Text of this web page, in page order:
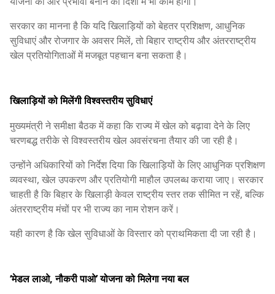
सरकार का मानना है कि यदि खिलाड़ियों को बेहतर प्रशिक्षण, आधुनिक
सुविधाएं और रोजगार के अवसर मिलें, तो बिहार राष्ट्रीय और अंतरराष्ट्रीय
खेल प्रतियोगिताओं में मजबूत पहचान बना सकता है।
खिलाड़ियों को मिलेंगी विश्वस्तरीय सुविधाएं
मुख्यमंत्री ने समीक्षा बैठक में कहा कि राज्य में खेल को बढ़ावा देने के लिए
चरणबद्ध तरीके से विश्वस्तरीय खेल अवसंरचना तैयार की जा रही है।
उन्होंने अधिकारियों को निर्देश दिया कि खिलाड़ियों के लिए आधुनिक प्रशिक्षण
व्यवस्था, खेल उपकरण और प्रतियोगी माहौल उपलब्ध कराया जाए। सरकार
चाहती है कि बिहार के खिलाड़ी केवल राष्ट्रीय स्तर तक सीमित न रहें, बल्कि
अंतरराष्ट्रीय मंचों पर भी राज्य का नाम रोशन करें।
यही कारण है कि खेल सुविधाओं के विस्तार को प्राथमिकता दी जा रही है।
‘मेडल लाओ, नौकरी पाओ’ योजना को मिलेगा नया बल